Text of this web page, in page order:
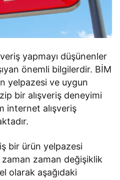
yapmayı düşünenler
önemli bilgilerdir. BİM
yelpazesi ve uygun
bir alışveriş deneyimi
internet alışveriş
bir ürün yelpazesi
zaman değişiklik
olarak aşağıdaki